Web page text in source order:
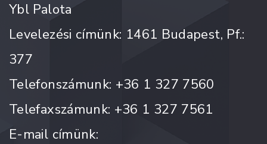
Ybl Palota
Levelezési címünk: 1461 Budapest, Pf.:
377
Telefonszámunk: +36 1 327 7560
Telefaxszámunk: +36 1 327 7561
E-mail címünk: